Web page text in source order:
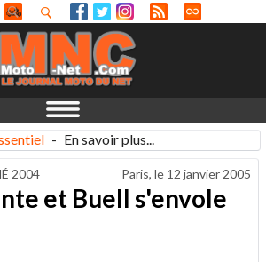
- En savoir plus...
2004 Paris, le 12 janvier 2005
et Buell s'envole